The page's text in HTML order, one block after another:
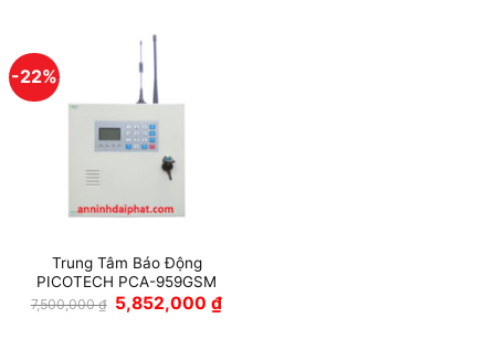
-22%
Trung Tâm Báo Động
PICOTECH PCA-959GSM
7,500,000₫ Giá
gốc
5,852,000₫Giá